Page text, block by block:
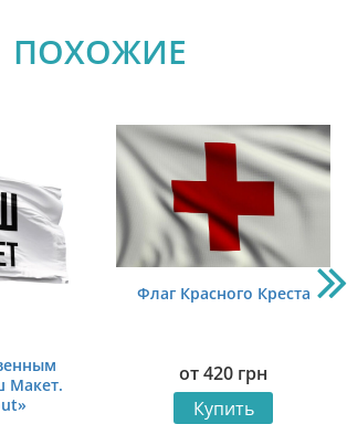
ПОХОЖИЕ
Макет.
Флаг Красного Креста
от420 грн
Купить